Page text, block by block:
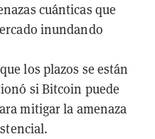
cuánticas que
inundando
los plazos se están
si Bitcoin puede
mitigar la amenaza